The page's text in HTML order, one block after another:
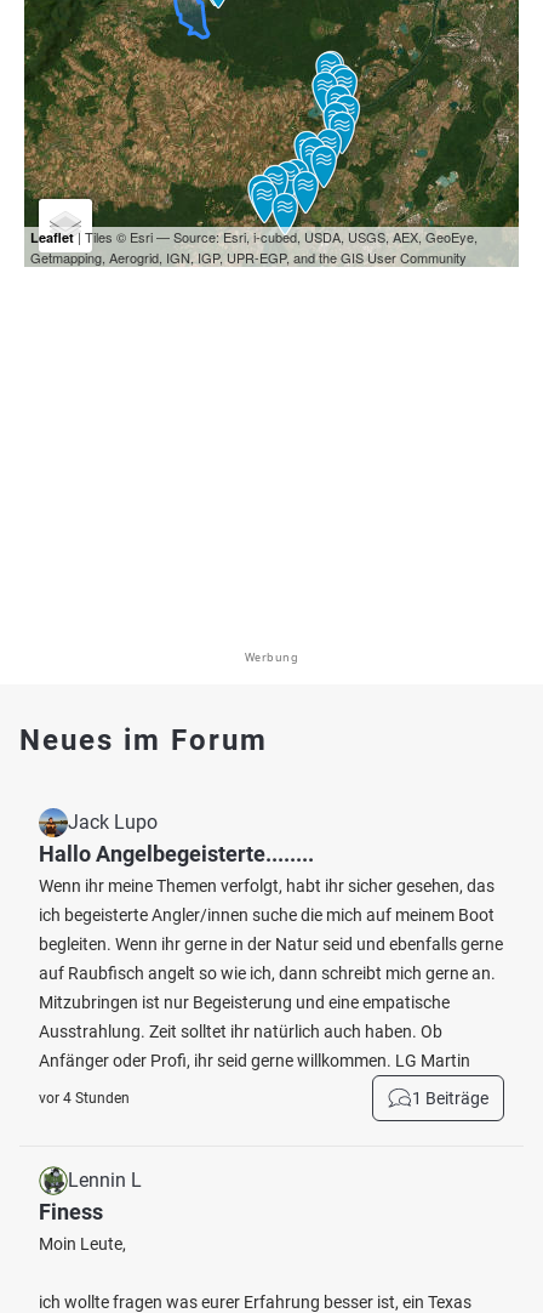
Leaflet| Tiles © Esri — Source: Esri, i-cubed, USDA, USGS, AEX, GeoEye,
Getmapping, Aerogrid, IGN, IGP, UPR-EGP, and the GIS User Community
Werbung
Neues im Forum
Jack Lupo
Hallo Angelbegeisterte........
Wenn ihr meine Themen verfolgt, habt ihr sicher gesehen, das
ich begeisterte Angler/innen suche die mich auf meinem Boot
begleiten. Wenn ihr gerne in der Natur seid und ebenfalls gerne
auf Raubfisch angelt so wie ich, dann schreibt mich gerne an.
Mitzubringen ist nur Begeisterung und eine empatische
Ausstrahlung. Zeit solltet ihr natürlich auch haben. Ob
Anfänger oder Profi, ihr seid gerne willkommen. LG Martin
vor 4 Stunden 1 Beiträge
Lennin L
Finess
Moin Leute,
ich wollte fragen was eurer Erfahrung besser ist, ein Texas